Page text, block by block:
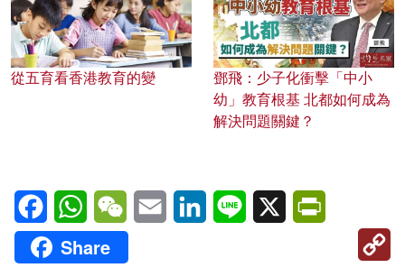
從五育看香港教育的變
鄧飛：少子化衝擊「中小
幼」教育根基 北都如何成為
解決問題關鍵？
FacebookWhatsAppWeChatEmail LinkedInLine X
Share